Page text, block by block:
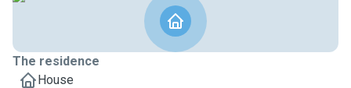
The residence
House